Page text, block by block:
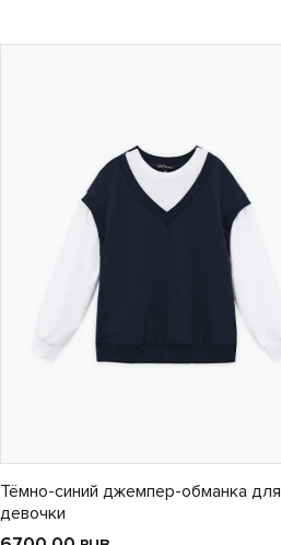
Тёмно-синий джемпер-обманка для
девочки